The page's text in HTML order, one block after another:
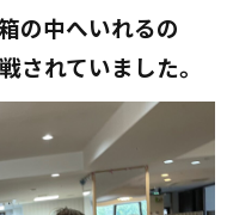
の中へいれるの
されていました。